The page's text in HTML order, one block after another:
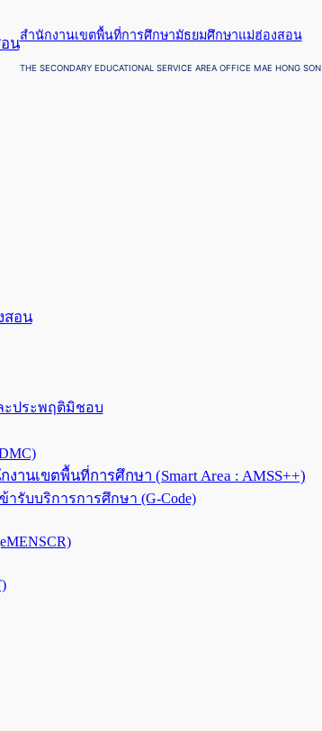
สำนักงานเขตพื้นที่การศึกษามัธยมศึกษาแม่ฮ่องสอน
THE SECONDARY EDUCATIONAL SERVICE AREA OFFICE MAE HONG SON
สอน
ะประพฤติมิชอบ
านเขตพื้นที่การศึกษา (Smart Area : AMSS++)
รับบริการการศึกษา (G-Code)